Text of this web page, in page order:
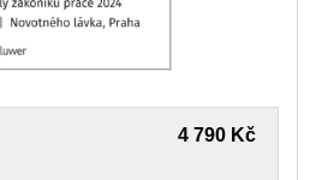
4 790 Kč